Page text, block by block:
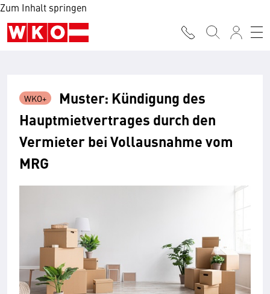
Zum Inhalt springen
Muster: Kündigung des
Hauptmietvertrages durch den
Vermieter bei Vollausnahme vom
MRG